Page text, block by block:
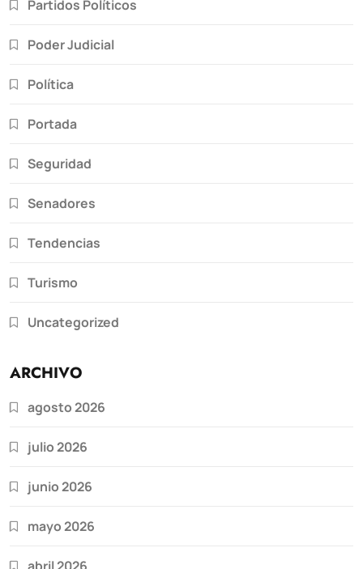
Partidos Políticos
Poder Judicial
Política
Portada
Seguridad
Senadores
Tendencias
Turismo
Uncategorized
ARCHIVO
agosto 2026
julio 2026
junio 2026
mayo 2026